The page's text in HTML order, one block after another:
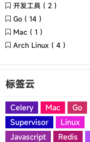
开发工具 ( 2 )
Go ( 14 )
Mac ( 1 )
Arch Linux ( 4 )
标签云
Celery Mac
Go
Supervisor
Linux
Javascript
Redis